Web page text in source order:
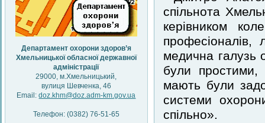
Департамент охорони здоров’я
Хмельницької обласної державної
адміністрації
29000, м.Хмельницький,
вулиця Шевченка, 46
Email:doz.khm@doz.adm-km.gov.ua
Телефон: (0382) 76-51-65
спільнота
керівником
медична галузь
були
мають були
системи
спільно».